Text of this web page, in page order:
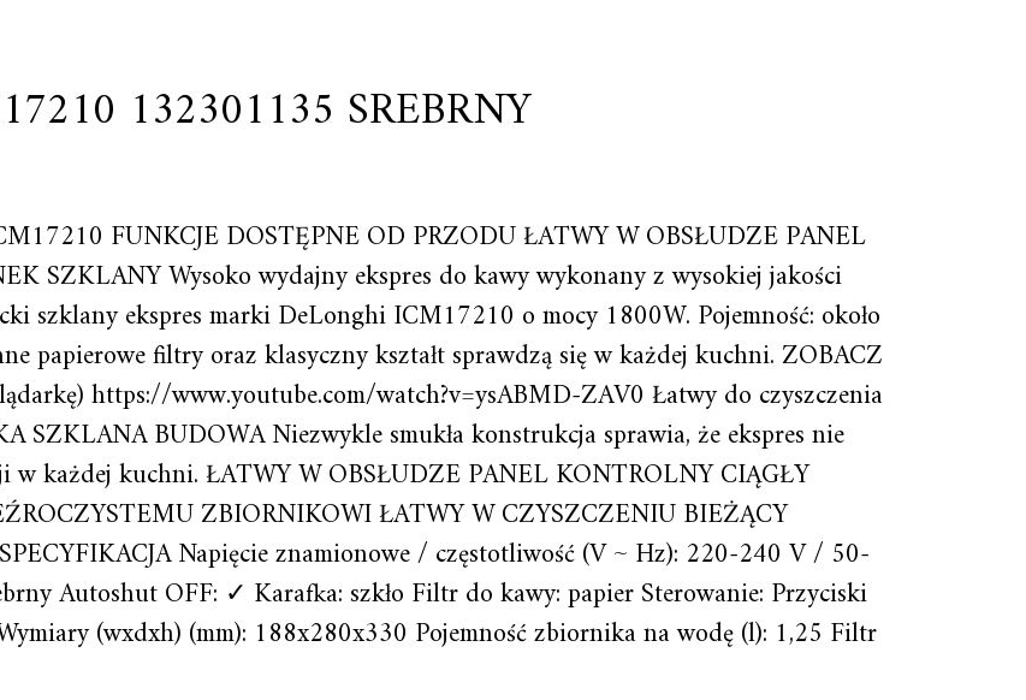
132301135 SREBRNY
FUNKCJE DOSTĘPNE OD PRZODU ŁATWY W OBSŁUDZE PANEL
SZKLANY Wysoko wydajny ekspres do kawy wykonany z wysokiej jakości
szklany ekspres marki DeLonghi ICM17210 o mocy 1800W. Pojemność: około
papierowe filtry oraz klasyczny kształt sprawdzą się w każdej kuchni. ZOBACZ
https://www.youtube.com/watch?v=ysABMD-ZAV0 Łatwy do czyszczenia
SZKLANA BUDOWA Niezwykle smukła konstrukcja sprawia, że ekspres nie
w każdej kuchni. ŁATWY W OBSŁUDZE PANEL KONTROLNY CIĄGŁY
ZBIORNIKOWI ŁATWY W CZYSZCZENIU BIEŻĄCY
Napięcie znamionowe / częstotliwość (V ~ Hz): 220-240 V / 50-
Autoshut OFF: ✓ Karafka: szkło Filtr do kawy: papier Sterowanie: Przyciski
(wxdxh) (mm): 188x280x330 Pojemność zbiornika na wodę (l): 1,25 Filtr